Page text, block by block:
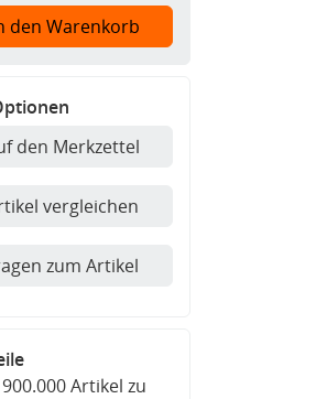
den Warenkorb
den Merkzettel
vergleichen
zum Artikel
Artikel zu